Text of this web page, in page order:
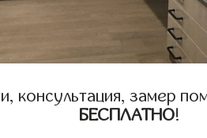
замер
БЕСПЛАТНО!